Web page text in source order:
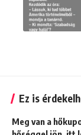
Ez is
Meg van a